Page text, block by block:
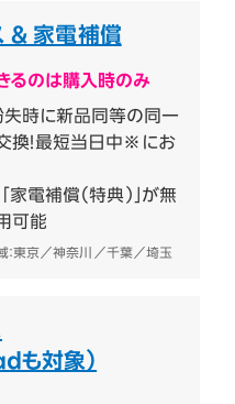
& 家電補償
るのは購入時のみ
失時に新品同等の同一
換！最短当日中※にお
家電補償（特典）」が無
可能
東京／神奈川／千葉／埼玉
も対象）